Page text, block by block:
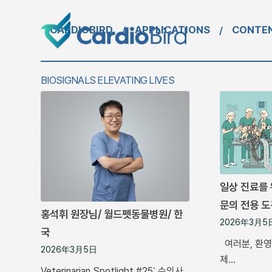
CARDIOBIRD / APPLICATIONS /
BIOSIGNALS ELEVATING LIVES
홍석휘 원장님/ 월드펫동물병원/ 한
국
2026年3月5日
일상 진료를
문의 전용
2026年3月5
여러분, 환
제…